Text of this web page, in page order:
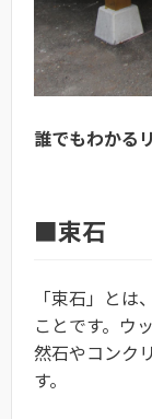
誰でもわかる
■束石
「束石」と
ことです。ウ
然石やコンク
す。